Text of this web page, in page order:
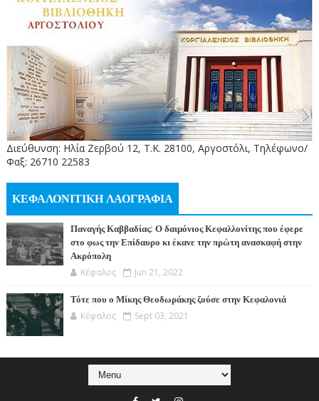
Διεύθυνση: Ηλία Ζερβού 12, Τ.Κ. 28100, Αργοστόλι, Τηλέφωνο/
Φαξ: 26710 22583
ΚΕΦΑΛΟΝΙΤΙΚΗ ΛΑΟΓΡΑΦΙΑ
Παναγής Καββαδίας: Ο δαιμόνιος Κεφαλλονίτης που έφερε
στο φως την Επίδαυρο κι έκανε την πρώτη ανασκαφή στην
Ακρόπολη
Κέφαλος Jun 21, 2022
Τότε που ο Μίκης Θεοδωράκης ζούσε στην Κεφαλονιά
Κέφαλος Sept 03, 2021